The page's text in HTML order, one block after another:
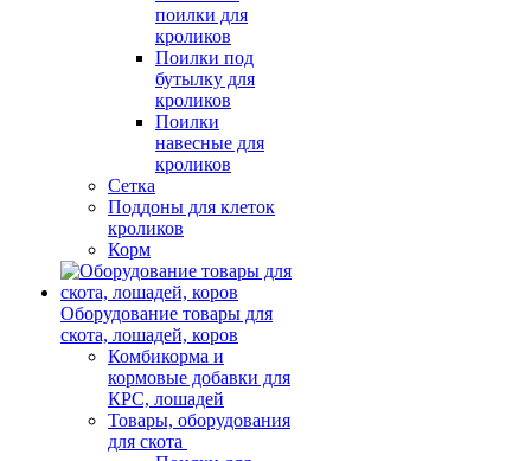
поилки для
кроликов
Поилки под
бутылку для
кроликов
Поилки
навесные для
кроликов
Сетка
Поддоны для клеток
кроликов
Корм
Оборудование товары для
скота, лошадей, коров
Комбикорма и
кормовые добавки для
КРС, лошадей
Товары, оборудования
для скота